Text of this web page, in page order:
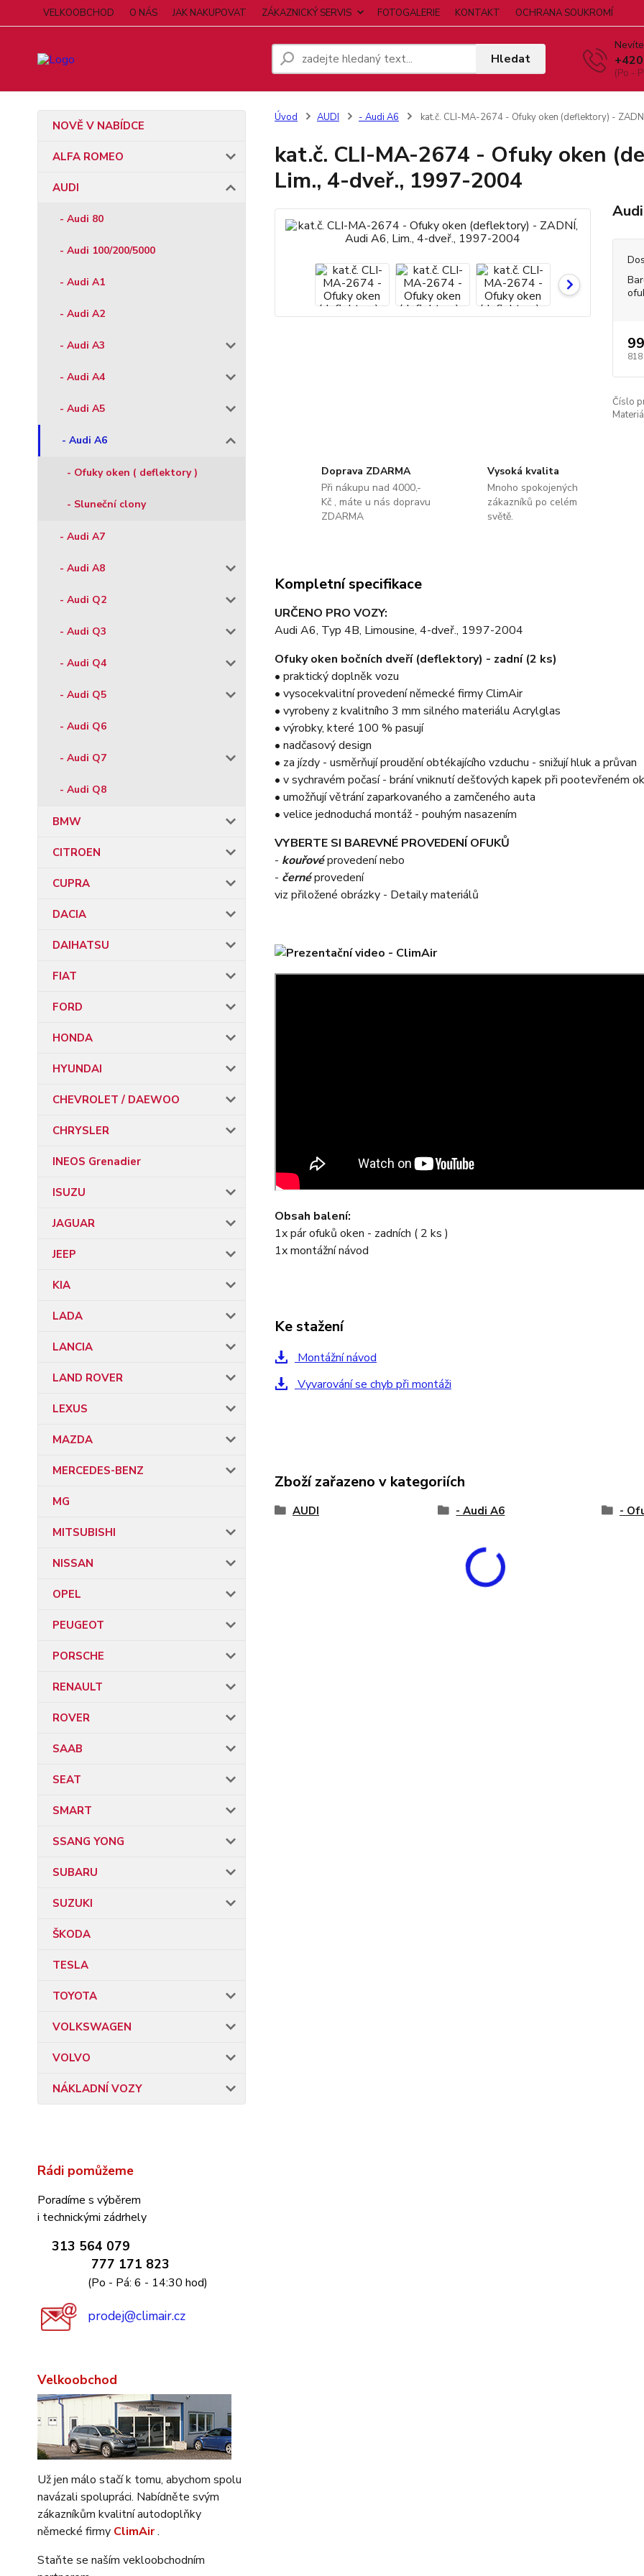
VELKOOBCHOD O NÁS JAK NAKUPOVAT ZÁKAZNICKÝ SERVIS FOTOGALERIE KONTAKT OCHRANA SOUKROMÍ
Hledat
(Po -
NOVĚ V NABÍDCE
ALFA ROMEO
AUDI
- Audi 80
- Audi 100/200/5000
- Audi A1
- Audi A2
- Audi A3
- Audi A4
- Audi A5
- Audi A6
- Ofuky oken ( deflektory )
- Sluneční clony
- Audi A7
- Audi A8
- Audi Q2
- Audi Q3
- Audi Q4
- Audi Q5
- Audi Q6
- Audi Q7
- Audi Q8
BMW
CITROEN
CUPRA
DACIA
DAIHATSU
FIAT
FORD
HONDA
HYUNDAI
CHEVROLET / DAEWOO
CHRYSLER
INEOS Grenadier
ISUZU
JAGUAR
JEEP
KIA
LADA
LANCIA
LAND ROVER
LEXUS
MAZDA
MERCEDES-BENZ
MG
MITSUBISHI
NISSAN
OPEL
PEUGEOT
PORSCHE
RENAULT
ROVER
SAAB
SEAT
SMART
SSANG YONG
SUBARU
SUZUKI
ŠKODA
TESLA
TOYOTA
VOLKSWAGEN
VOLVO
NÁKLADNÍ VOZY
Rádi pomůžeme
Poradíme s výběrem
i technickými zádrhely
313 564 079
777 171 823
(Po - Pá: 6 - 14:30 hod)
prodej@climair.cz
Velkoobchod
Už jen málo stačí k tomu, abychom spolu
navázali spolupráci. Nabídněte svým
zákazníkům kvalitní autodoplňky
německé firmy ClimAir.
Staňte se naším vekloobchodním
Úvod AUDI - Audi A6 kat.č. CLI-MA-2674 - Ofuky oken (deflektory) -
kat.č. CLI-MA-2674 - Ofuky oken
Lim., 4-dveř., 1997-2004
818
Číslo
Doprava ZDARMA
Při nákupu nad 4000,-
Kč , máte u nás dopravu
ZDARMA
Vysoká kvalita
Mnoho spokojených
zákazníků po celém
světě.
Kompletní specifikace
URČENO PRO VOZY:
Audi A6, Typ 4B, Limousine, 4-dveř., 1997-2004
Ofuky oken bočních dveří (deflektory) - zadní (2 ks)
• praktický doplněk vozu
• vysocekvalitní provedení německé firmy ClimAir
• vyrobeny z kvalitního 3 mm silného materiálu Acrylglas
• výrobky, které 100 % pasují
• nadčasový design
• za jízdy - usměrňují proudění obtékajícího vzduchu - snižují hluk a průvan
• v sychravém počasí - brání vniknutí dešťových kapek při pootevřeném
• umožňují větrání zaparkovaného a zamčeného auta
• velice jednoduchá montáž - pouhým nasazením
VYBERTE SI BAREVNÉ PROVEDENÍ OFUKŮ
- kouřovéprovedení nebo
- černéprovedení
viz přiložené obrázky - Detaily materiálů
Obsah balení:
1x pár ofuků oken - zadních ( 2 ks )
1x montážní návod
Ke stažení
Montážní návod
Vyvarování se chyb při montáži
Zboží zařazeno v kategoriích
AUDI - Audi A6 -